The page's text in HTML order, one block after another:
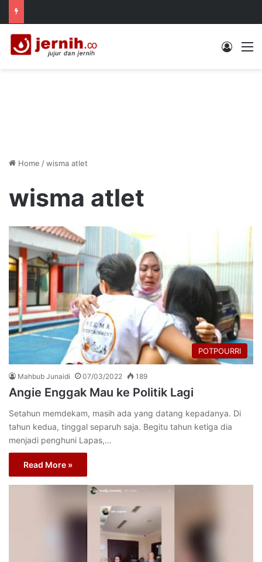
Log In
Home /wisma atlet
wisma atlet
POTPOURRI
Mahbub Junaidi 07/03/2022 189
Angie Enggak Mau ke Politik Lagi
Setahun memdekam, masih ada yang datang kepadanya. Di
tahun kedua, tinggal separuh saja. Begitu tahun ketiga dia
menjadi penghuni Lapas,…
Read More »